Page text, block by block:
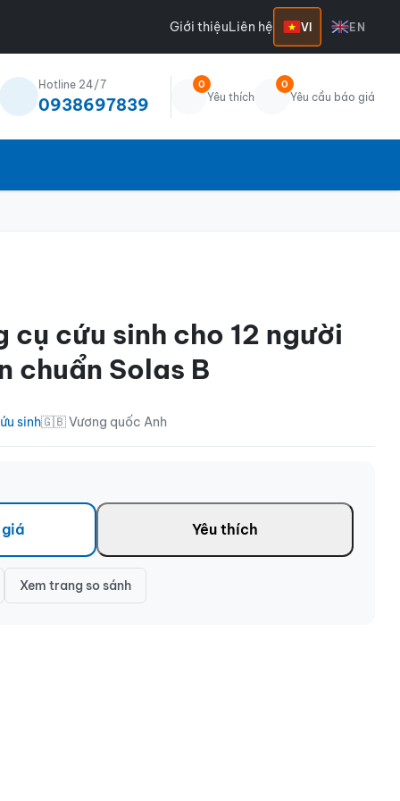
Giới thiệuLiên hệ VI EN
Hotline 24/7
0938697839
0
Yêu thích
0
Yêu cầu báo giá
cụ cứu sinh cho 12 người
chuẩn Solas B
sinh🇬🇧 Vương quốc Anh
Yêu thích
Xem trang so sánh